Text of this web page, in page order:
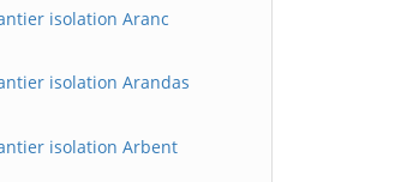
isolation Aranc
isolation Arandas
isolation Arbent